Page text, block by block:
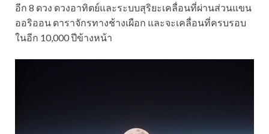
อีก 8 ดวง ดวงอาทิตย์และระบบสุริยะเคลื่อนที่ผ่านส่วนแขน
ออริออน ดาราจักรทางช้างเผือก และจะเคลื่อนที่ครบรอบ
ในอีก 10,000 ปีข้างหน้า